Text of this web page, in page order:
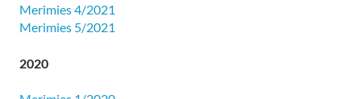
Merimies 4/2021
Merimies 5/2021
2020